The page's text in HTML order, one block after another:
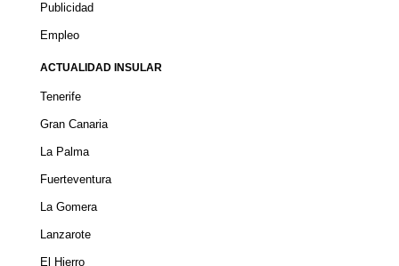
Publicidad
Empleo
ACTUALIDAD INSULAR
Tenerife
Gran Canaria
La Palma
Fuerteventura
La Gomera
Lanzarote
El Hierro